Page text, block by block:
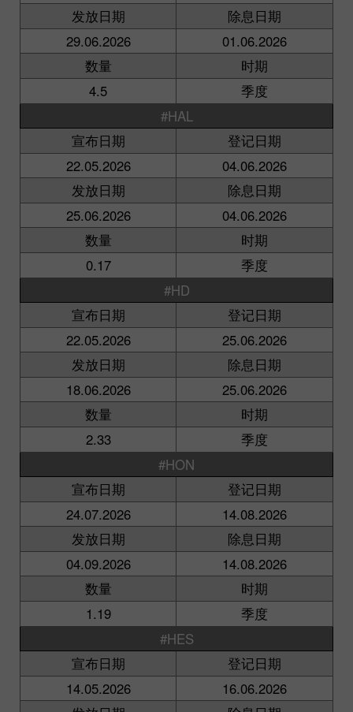
发放日期
除息日期
29.06.2026
01.06.2026
数量
时期
4.5
季度
#HAL
宣布日期
登记日期
22.05.2026
04.06.2026
发放日期
除息日期
25.06.2026
04.06.2026
数量
时期
0.17
季度
#HD
宣布日期
登记日期
22.05.2026
25.06.2026
发放日期
除息日期
18.06.2026
25.06.2026
数量
时期
2.33
季度
#HON
宣布日期
登记日期
24.07.2026
14.08.2026
发放日期
除息日期
04.09.2026
14.08.2026
数量
时期
1.19
季度
#HES
宣布日期
登记日期
14.05.2026
16.06.2026